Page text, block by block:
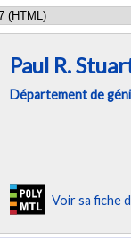
Paul R.
Département de
Voir sa fiche